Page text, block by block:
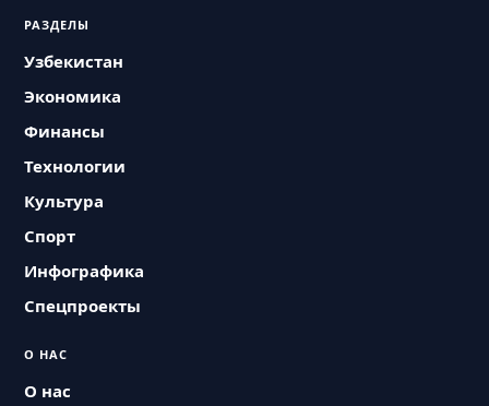
РАЗДЕЛЫ
Узбекистан
Экономика
Финансы
Технологии
Культура
Спорт
Инфографика
Спецпроекты
О НАС
О нас